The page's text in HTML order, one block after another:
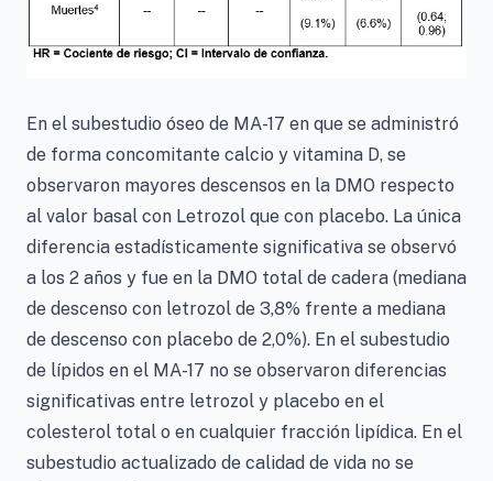
En el subestudio óseo de MA-17 en que se administró
de forma concomitante calcio y vitamina D, se
observaron mayores descensos en la DMO respecto
al valor basal con Letrozol que con placebo. La única
diferencia estadísticamente significativa se observó
a los 2 años y fue en la DMO total de cadera (mediana
de descenso con letrozol de 3,8% frente a mediana
de descenso con placebo de 2,0%). En el subestudio
de lípidos en el MA-17 no se observaron diferencias
significativas entre letrozol y placebo en el
colesterol total o en cualquier fracción lipídica. En el
subestudio actualizado de calidad de vida no se